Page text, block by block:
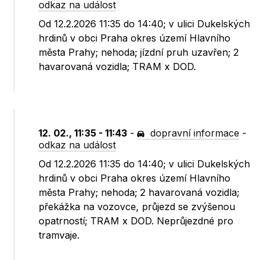
odkaz na událost
Od 12.2.2026 11:35 do 14:40; v ulici Dukelských
hrdinů v obci Praha okres území Hlavního
města Prahy; nehoda; jízdní pruh uzavřen; 2
havarovaná vozidla; TRAM x DOD.
12. 02., 11:35 - 11:43 - dopravní informace -
odkaz na událost
Od 12.2.2026 11:35 do 14:40; v ulici Dukelských
hrdinů v obci Praha okres území Hlavního
města Prahy; nehoda; 2 havarovaná vozidla;
překážka na vozovce, průjezd se zvýšenou
opatrností; TRAM x DOD. Neprůjezdné pro
tramvaje.